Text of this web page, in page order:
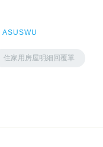
ASUSWU
住家用房屋明細回覆單